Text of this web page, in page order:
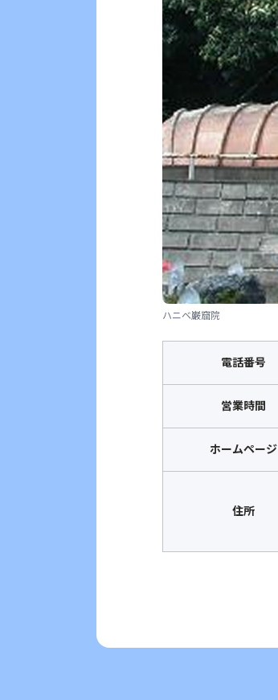
ハニベ巌窟院
電話番号
営業時間
ホームページ
住所